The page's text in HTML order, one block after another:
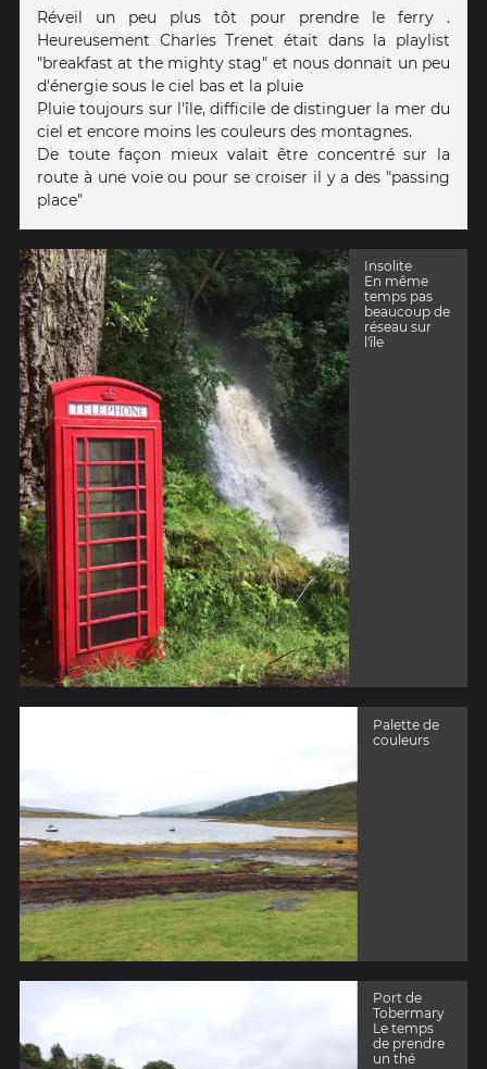
Réveil un peu plus tôt pour prendre le ferry .
Heureusement Charles Trenet était dans la playlist
"breakfast at the mighty stag" et nous donnait un peu
d'énergie sous le ciel bas et la pluie
Pluie toujours sur l'île, difficile de distinguer la mer du
ciel et encore moins les couleurs des montagnes.
De toute façon mieux valait être concentré sur la
route à une voie ou pour se croiser il y a des "passing
place"
Insolite
En même
temps pas
beaucoup de
réseau sur
l'île
Palette de
couleurs
Port de
Tobermary
Le temps
de prendre
un thé